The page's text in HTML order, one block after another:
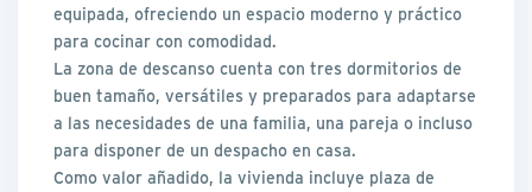
equipada, ofreciendo un espacio moderno y práctico
para cocinar con comodidad.
La zona de descanso cuenta con tres dormitorios de
buen tamaño, versátiles y preparados para adaptarse
a las necesidades de una familia, una pareja o incluso
para disponer de un despacho en casa.
Como valor añadido, la vivienda incluye plaza de